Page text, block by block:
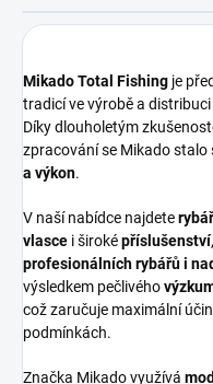
Mikado Total Fishing je
tradicí ve výrobě a distribuci
Díky dlouholetým
zpracování se Mikado stalo
a výkon.
V naší nabídce najdete
vlasce i široképříslušenství
profesionálních rybářů i
výsledkem pečlivého
což zaručuje maximální
podmínkách.
Značka Mikado využívá